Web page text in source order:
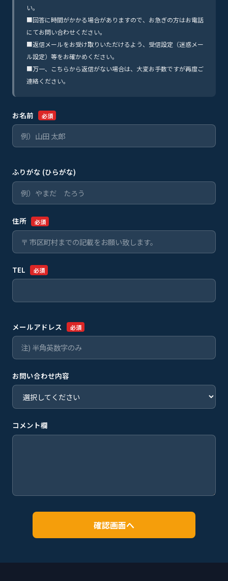
い。
■回答に時間がかかる場合がありますので、お急ぎの方はお電話
にてお問い合わせください。
■返信メールをお受け取りいただけるよう、受信設定（迷惑メー
ル設定）等をお確かめください。
■万一、こちらから返信がない場合は、大変お手数ですが再度ご
連絡ください。
お名前 必須
ふりがな (ひらがな)
住所 必須
TEL 必須
メールアドレス 必須
お問い合わせ内容
コメント欄
確認画面へ